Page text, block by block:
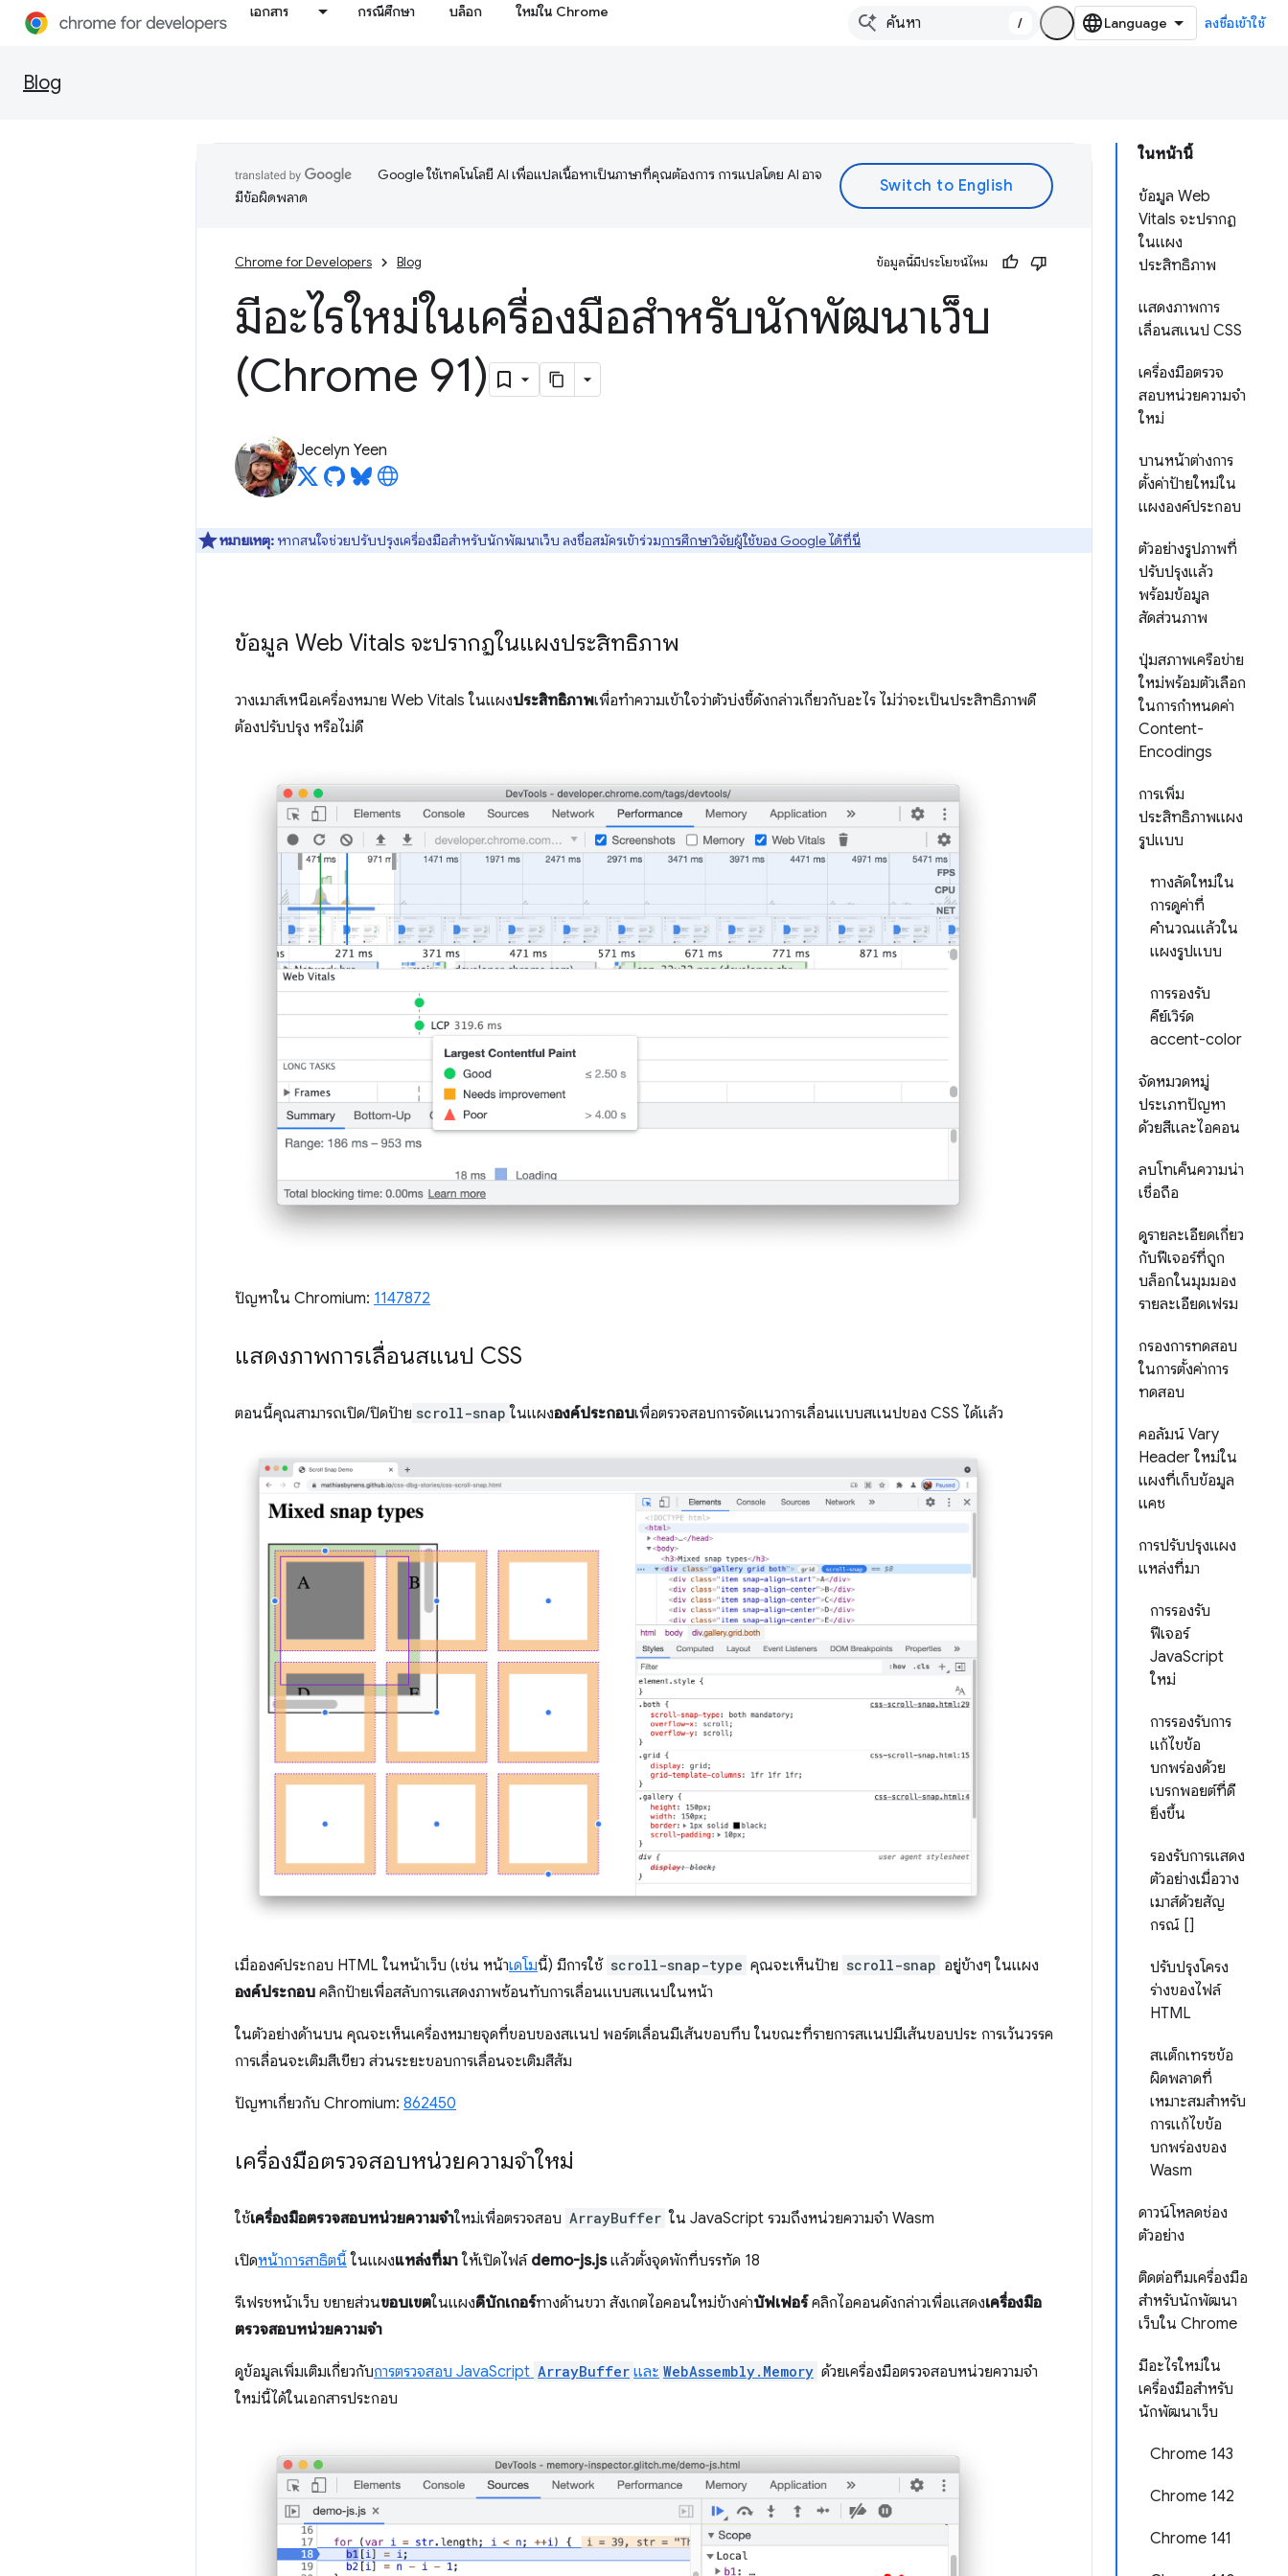
เอกสาร กรณีศึกษา บล็อก ใหม่ใน Chrome
/ ลงชื่อเข้าใช้
Blog
ในหน้านี้
ข้อมูล Web
Vitals จะปรากฏ
ในแผง
ประสิทธิภาพ
แสดงภาพการ
เลื่อนสแนป CSS
เครื่องมือตรวจ
สอบหน่วยความจำ
ใหม่
บานหน้าต่างการ
ตั้งค่าป้ายใหม่ใน
แผงองค์ประกอบ
ตัวอย่างรูปภาพที่
ปรับปรุงแล้ว
พร้อมข้อมูล
สัดส่วนภาพ
ปุ่มสภาพเครือข่าย
ใหม่พร้อมตัวเลือก
ในการกำหนดค่า
Content-
Encodings
การเพิ่ม
ประสิทธิภาพแผง
รูปแบบ
ทางลัดใหม่ใน
การดูค่าที่
คำนวณแล้วใน
แผงรูปแบบ
การรองรับ
คีย์เวิร์ด
accent-color
จัดหมวดหมู่
ประเภทปัญหา
ด้วยสีและไอคอน
ลบโทเค็นความน่า
เชื่อถือ
ดูรายละเอียดเกี่ยว
กับฟีเจอร์ที่ถูก
บล็อกในมุมมอง
รายละเอียดเฟรม
กรองการทดสอบ
ในการตั้งค่าการ
ทดสอบ
คอลัมน์ Vary
Header ใหม่ใน
แผงที่เก็บข้อมูล
แคช
การปรับปรุงแผง
แหล่งที่มา
การรองรับ
ฟีเจอร์
JavaScript
ใหม่
การรองรับการ
แก้ไขข้อ
บกพร่องด้วย
เบรกพอยต์ที่ดี
ยิ่งขึ้น
รองรับการแสดง
ตัวอย่างเมื่อวาง
เมาส์ด้วยสัญ
กรณ์ []
ปรับปรุงโครง
ร่างของไฟล์
HTML
สแต็กเทรซข้อ
ผิดพลาดที่
เหมาะสมสำหรับ
การแก้ไขข้อ
บกพร่องของ
Wasm
ดาวน์โหลดช่อง
ตัวอย่าง
ติดต่อทีมเครื่องมือ
สำหรับนักพัฒนา
เว็บใน Chrome
มีอะไรใหม่ใน
เครื่องมือสำหรับ
นักพัฒนาเว็บ
Chrome 143
Chrome 142
Chrome 141
Google ใช้เทคโนโลยี AI เพื่อแปลเนื้อหาเป็นภาษาที่คุณต้องการ การแปลโดย AI อาจ
มีข้อผิดพลาด
Chrome for Developers Blog ข้อมูลนี้มีประโยชน์ไหม
มีอะไรใหม่ในเครื่องมือสำหรับนักพัฒนาเว็บ
(Chrome 91)
Jecelyn Yeen
หมายเหตุ: หากสนใจช่วยปรับปรุงเครื่องมือสำหรับนักพัฒนาเว็บ ลงชื่อสมัครเข้าร่วมการศึกษาวิจัยผู้ใช้ของ Google ได้ที่นี่
ข้อมูล Web Vitals จะปรากฏในแผงประสิทธิภาพ
วางเมาส์เหนือเครื่องหมาย Web Vitals ในแผงประสิทธิภาพเพื่อทำความเข้าใจว่าตัวบ่งชี้ดังกล่าวเกี่ยวกับอะไร ไม่ว่าจะเป็นประสิทธิภาพดี
ต้องปรับปรุง หรือไม่ดี
ปัญหาใน Chromium: 1147872
แสดงภาพการเลื่อนสแนป CSS
ตอนนี้คุณสามารถเปิด/ปิดป้าย scroll-snap ในแผงองค์ประกอบเพื่อตรวจสอบการจัดแนวการเลื่อนแบบสแนปของ CSS ได้แล้ว
เมื่อองค์ประกอบ HTML ในหน้าเว็บ (เช่น หน้าเดโมนี้) มีการใช้ scroll-snap-type คุณจะเห็นป้าย scroll-snap อยู่ข้างๆ ในแผง
องค์ประกอบ คลิกป้ายเพื่อสลับการแสดงภาพซ้อนทับการเลื่อนแบบสแนปในหน้า
ในตัวอย่างด้านบน คุณจะเห็นเครื่องหมายจุดที่ขอบของสแนป พอร์ตเลื่อนมีเส้นขอบทึบ ในขณะที่รายการสแนปมีเส้นขอบประ การเว้นวรรค
การเลื่อนจะเติมสีเขียว ส่วนระยะขอบการเลื่อนจะเติมสีส้ม
ปัญหาเกี่ยวกับ Chromium: 862450
เครื่องมือตรวจสอบหน่วยความจำใหม่
ใช้เครื่องมือตรวจสอบหน่วยความจำใหม่เพื่อตรวจสอบ ArrayBuffer ใน JavaScript รวมถึงหน่วยความจำ Wasm
เปิดหน้าการสาธิตนี้ ในแผงแหล่งที่มา ให้เปิดไฟล์ demo-js.jsแล้วตั้งจุดพักที่บรรทัด 18
รีเฟรชหน้าเว็บ ขยายส่วนขอบเขตในแผงดีบักเกอร์ทางด้านขวา สังเกตไอคอนใหม่ข้างค่าบัฟเฟอร์คลิกไอคอนดังกล่าวเพื่อแสดงเครื่องมือ
ตรวจสอบหน่วยความจำ
ดูข้อมูลเพิ่มเติมเกี่ยวกับการตรวจสอบ JavaScript ArrayBuffer และ WebAssembly.Memory ด้วยเครื่องมือตรวจสอบหน่วยความจำ
ใหม่นี้ได้ในเอกสารประกอบ